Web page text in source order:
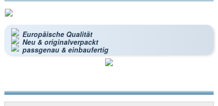
Europäische Qualität
Neu & originalverpackt
passgenau & einbaufertig